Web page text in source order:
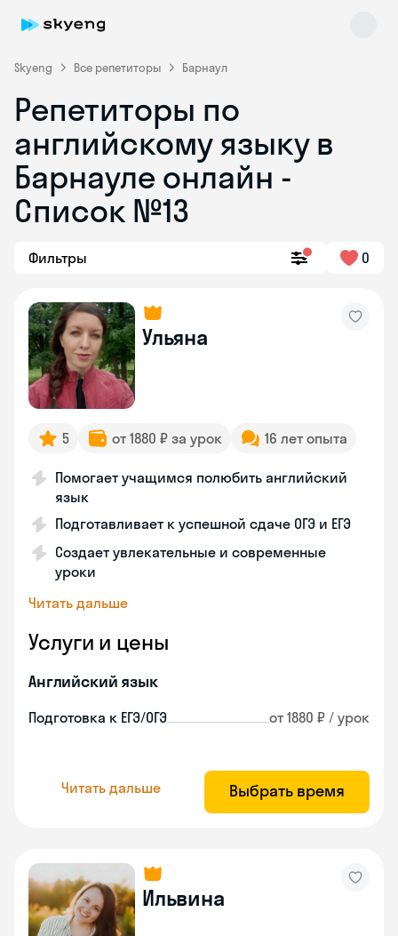
Skyeng Все репетиторы Барнаул
Репетиторы по
английскому языку в
Барнауле онлайн -
Список №13
Фильтры 0
Ульяна
5 от 1880 ₽ за урок 16 лет опыта
Помогает учащимся полюбить английский
язык
Подготавливает к успешной сдаче ОГЭ и ЕГЭ
Создает увлекательные и современные
уроки
Читать дальше
Услуги и цены
Английский язык
Подготовка к ЕГЭ/ОГЭ от 1880 ₽ / урок
Читать дальше Выбрать время
Ильвина